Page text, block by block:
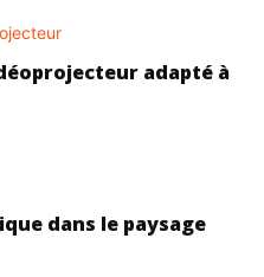
adapté à
dans le paysage